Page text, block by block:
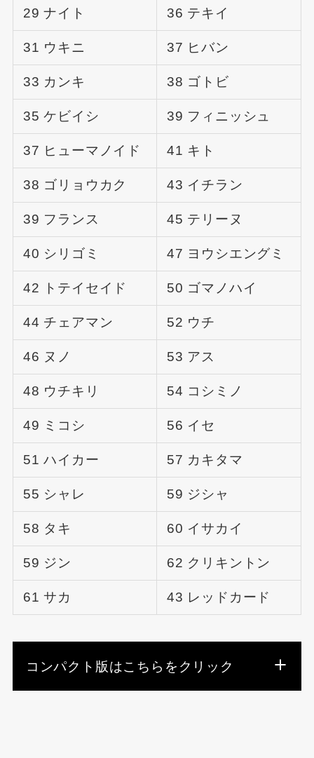
29 ナイト 36 テキイ
31 ウキニ 37 ヒバン
33 カンキ 38 ゴトビ
35 ケビイシ 39 フィニッシュ
37 ヒューマノイド 41 キト
38 ゴリョウカク 43 イチラン
39 フランス 45 テリーヌ
40 シリゴミ 47 ヨウシエングミ
42 トテイセイド 50 ゴマノハイ
44 チェアマン 52 ウチ
46 ヌノ 53 アス
48 ウチキリ 54 コシミノ
49 ミコシ 56 イセ
51 ハイカー 57 カキタマ
55 シャレ 59 ジシャ
58 タキ 60 イサカイ
59 ジン 62 クリキントン
61 サカ 43 レッドカード
コンパクト版はこちらをクリック